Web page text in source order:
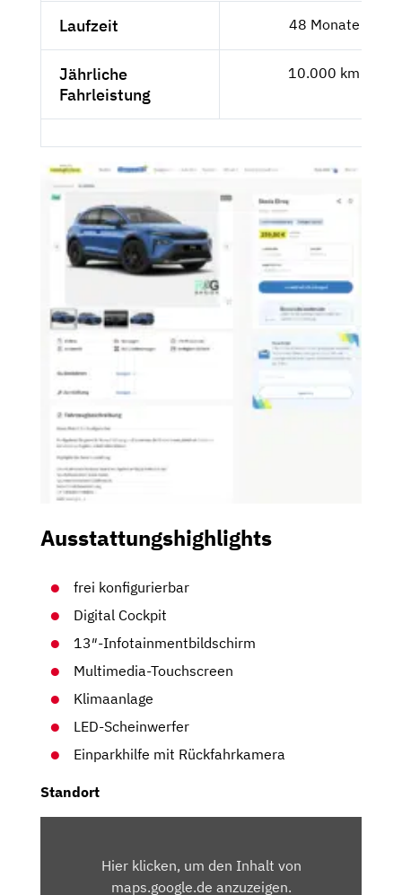
Laufzeit 48 Monate
Jährliche
Fahrleistung
10.000 km
Ausstattungshighlights
frei konfigurierbar
Digital Cockpit
13″-Infotainmentbildschirm
Multimedia-Touchscreen
Klimaanlage
LED-Scheinwerfer
Einparkhilfe mit Rückfahrkamera
Standort
MAPS.GOOGLE.DEHier klicken, um den Inhalt von
maps.google.de anzuzeigen.